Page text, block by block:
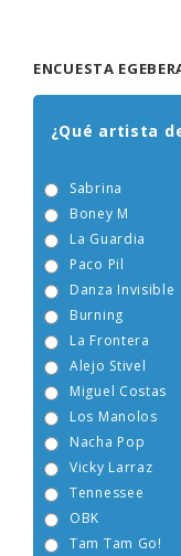
ENCUESTA
¿Qué artista
Sabrina
Boney M
La Guardia
Paco Pil
Danza Invisible
Burning
La Frontera
Alejo Stivel
Miguel Costas
Los Manolos
Nacha Pop
Vicky Larraz
Tennessee
OBK
Tam Tam Go!